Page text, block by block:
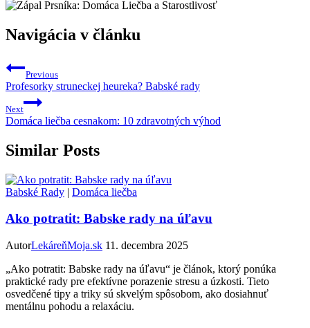
Navigácia v článku
Previous
Profesorky struneckej heureka? Babské rady
Next
Domáca liečba cesnakom: 10 zdravotných výhod
Similar Posts
Babské Rady | Domáca liečba
Ako potratit: Babske rady na úľavu
AutorLekáreňMoja.sk 11. decembra 2025
„Ako potratit: Babske rady na úľavu“ je článok, ktorý ponúka
praktické rady pre efektívne porazenie stresu a úzkosti. Tieto
osvedčené tipy a triky sú skvelým spôsobom, ako dosiahnuť
mentálnu pohodu a relaxáciu.